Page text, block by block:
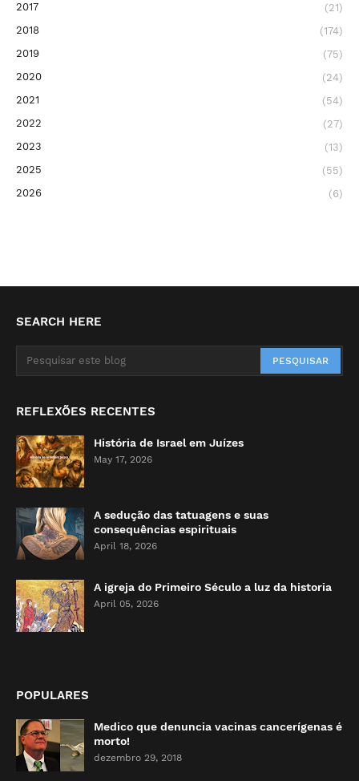
2017
(21)
2018
(174)
2019
(75)
2020
(24)
2021
(54)
2022
(27)
2023
(13)
2025
(55)
2026
(6)
SEARCH HERE
REFLEXÕES RECENTES
História de Israel em Juízes
May 17, 2026
A sedução das tatuagens e suas
consequências espirituais
April 18, 2026
A igreja do Primeiro Século a luz da historia
April 05, 2026
POPULARES
Medico que denuncia vacinas cancerígenas é
morto!
dezembro 29, 2018